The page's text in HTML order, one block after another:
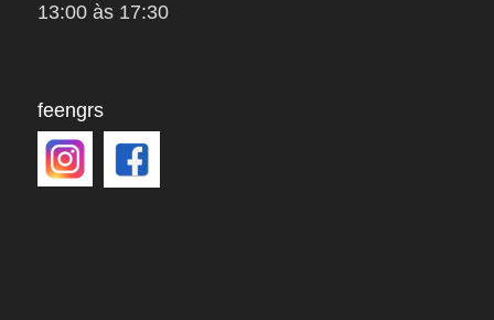
13:00 às 17:30
feengrs